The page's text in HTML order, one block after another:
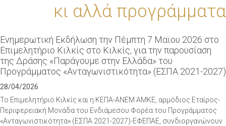
κι αλλά προγράμματα
Eνημερωτική Εκδήλωση την Πέμπτη 7 Μαϊου 2026 στο
Eπιμελητήριο Κιλκίς στο Κιλκίς, για την παρουσίαση
της Δράσης «Παράγουμε στην Ελλάδα» του
Προγράμματος «Ανταγωνιστικότητα» (ΕΣΠΑ 2021-2027)
28/04/2026
Το Επιμελητήριο Κιλκίς και η ΚΕΠΑ-ΑΝΕΜ ΑΜΚΕ, αρμόδιος Εταίρος-
Περιφερειακή Μονάδα του Ενδιάμεσου Φορέα του Προγράμματος
«Ανταγωνιστικότητα» (ΕΣΠΑ 2021-2027)-ΕΦΕΠΑΕ, συνδιοργανώνουν